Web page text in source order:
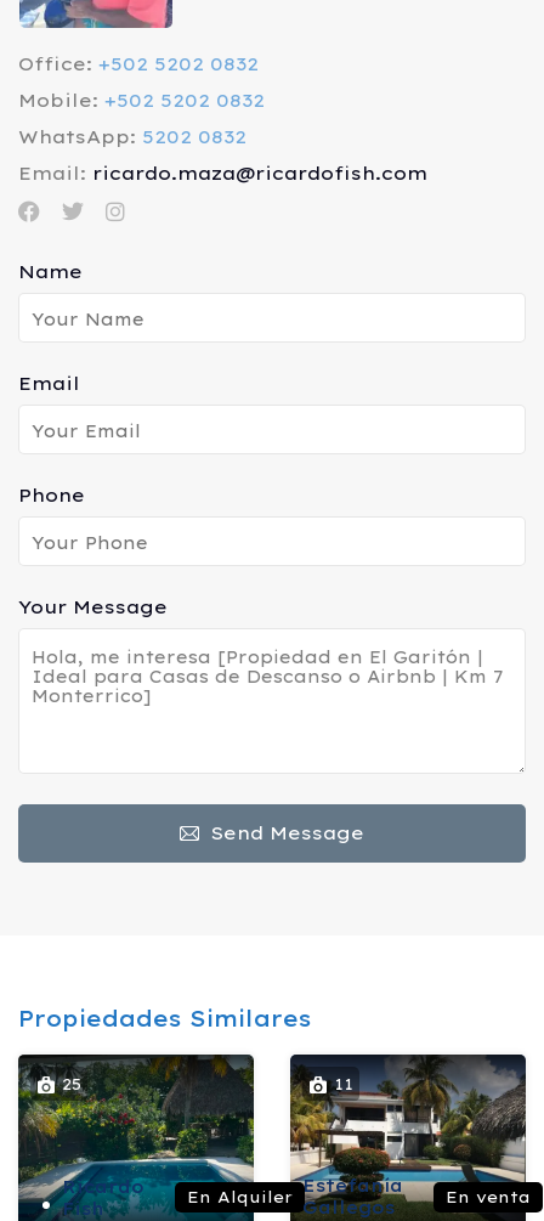
Office: +502 5202 0832
Mobile: +502 5202 0832
WhatsApp: 5202 0832
Email: ricardo.maza@ricardofish.com
Name
Email
Phone
Your Message
Send Message
Propiedades Similares
25
Ricardo
Fish
En Alquiler
11
Estefanía
Gallegos
En venta